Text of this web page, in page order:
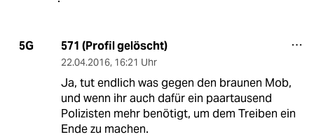
5G 571 (Profil gelöscht)
22.04.2016, 16:21 Uhr
Ja, tut endlich was gegen den braunen Mob,
und wenn ihr auch dafür ein paartausend
Polizisten mehr benötigt, um dem Treiben ein
Ende zu machen.